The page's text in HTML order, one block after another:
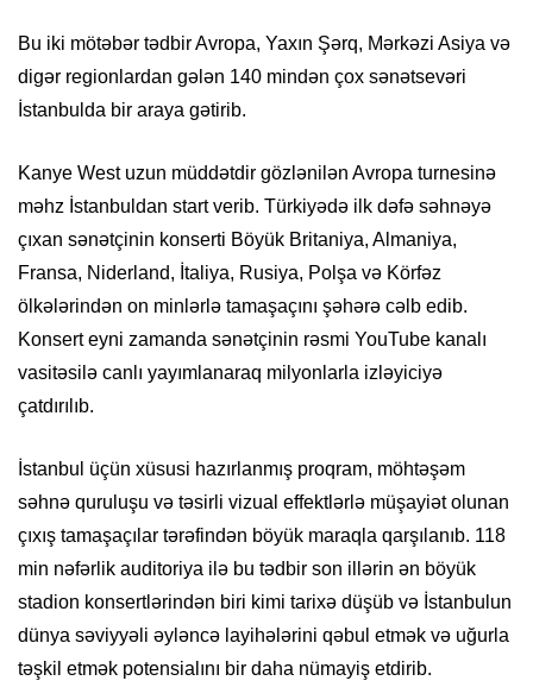
Bu iki mötəbər tədbir Avropa, Yaxın Şərq, Mərkəzi Asiya və
digər regionlardan gələn 140 mindən çox sənətsevəri
İstanbulda bir araya gətirib.
Kanye West uzun müddətdir gözlənilən Avropa turnesinə
məhz İstanbuldan start verib. Türkiyədə ilk dəfə səhnəyə
çıxan sənətçinin konserti Böyük Britaniya, Almaniya,
Fransa, Niderland, İtaliya, Rusiya, Polşa və Körfəz
ölkələrindən on minlərlə tamaşaçını şəhərə cəlb edib.
Konsert eyni zamanda sənətçinin rəsmi YouTube kanalı
vasitəsilə canlı yayımlanaraq milyonlarla izləyiciyə
çatdırılıb.
İstanbul üçün xüsusi hazırlanmış proqram, möhtəşəm
səhnə quruluşu və təsirli vizual effektlərlə müşayiət olunan
çıxış tamaşaçılar tərəfindən böyük maraqla qarşılanıb. 118
min nəfərlik auditoriya ilə bu tədbir son illərin ən böyük
stadion konsertlərindən biri kimi tarixə düşüb və İstanbulun
dünya səviyyəli əyləncə layihələrini qəbul etmək və uğurla
təşkil etmək potensialını bir daha nümayiş etdirib.